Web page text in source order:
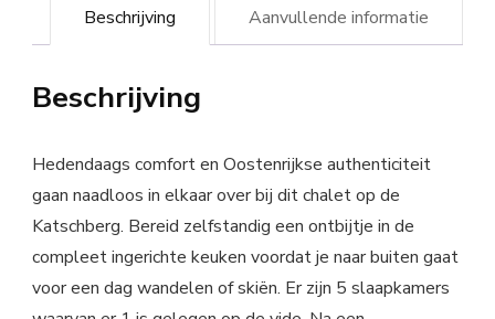
Beschrijving Aanvullende informatie
Beschrijving
Hedendaags comfort en Oostenrijkse authenticiteit
gaan naadloos in elkaar over bij dit chalet op de
Katschberg. Bereid zelfstandig een ontbijtje in de
compleet ingerichte keuken voordat je naar buiten gaat
voor een dag wandelen of skiën. Er zijn 5 slaapkamers